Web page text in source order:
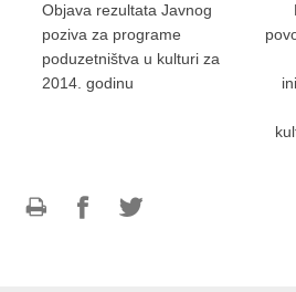
Objava rezultata Javnog
poziva za programe
poduzetništva u kulturi za
2014. godinu